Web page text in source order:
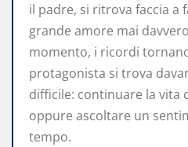
il padre, si ritrova faccia a
grande amore mai
momento, i ricordi
protagonista si trova
difficile: continuare la vita
oppure ascoltare un
tempo.